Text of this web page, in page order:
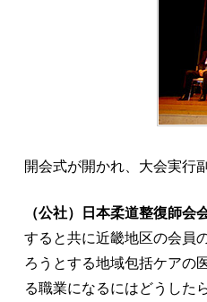
開会式が開かれ、大会実行
（公社）日本柔道整復師会
すると共に近畿地区の会員
ろうとする地域包括ケアの
る職業になるにはどうした